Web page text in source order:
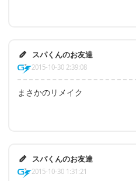
スパくんのお友達
2015-10-30 2:39:08
まさかのリメイク
スパくんのお友達
2015-10-30 1:31:21